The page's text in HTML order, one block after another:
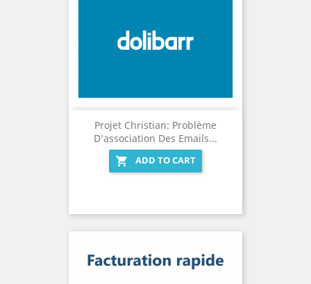
Projet Christian: Problème
D’association Des Emails...

ADD TO CART